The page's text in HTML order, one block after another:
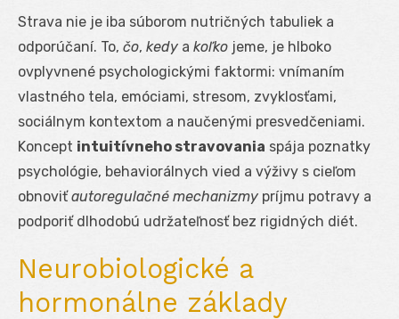
Strava nie je iba súborom nutričných tabuliek a
odporúčaní. To, čo, kedy a koľko jeme, je hlboko
ovplyvnené psychologickými faktormi: vnímaním
vlastného tela, emóciami, stresom, zvyklosťami,
sociálnym kontextom a naučenými presvedčeniami.
Koncept intuitívneho stravovania spája poznatky
psychológie, behaviorálnych vied a výživy s cieľom
obnoviťautoregulačné mechanizmy príjmu potravy a
podporiť dlhodobú udržateľnosť bez rigidných diét.
Neurobiologické a
hormonálne základy